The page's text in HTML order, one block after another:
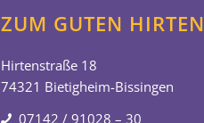
ZUM GUTEN HIRTEN
Hirtenstraße 18
74321 Bietigheim-Bissingen
07142 / 91028 – 30